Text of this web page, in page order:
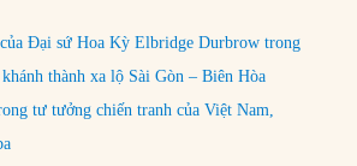
Đại sứ Hoa Kỳ Elbridge Durbrow trong
thành xa lộ Sài Gòn – Biên Hòa
tư tưởng chiến tranh của Việt Nam,